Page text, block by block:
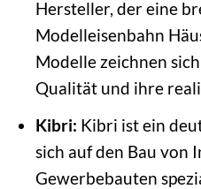
Hersteller, der eine
Modelleisenbahn
Modelle zeichnen
Qualität und ihre
Kibri: Kibri ist ein
sich auf den Bau von
Gewerbebauten